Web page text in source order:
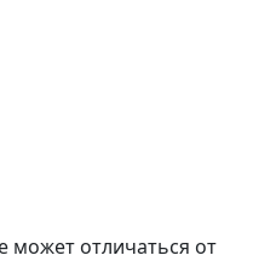
может отличаться от